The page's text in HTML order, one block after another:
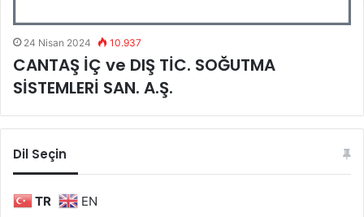
24 Nisan 2024 10.937
CANTAŞ İÇ ve DIŞ TİC. SOĞUTMA
SİSTEMLERİ SAN. A.Ş.
Dil Seçin
TR EN